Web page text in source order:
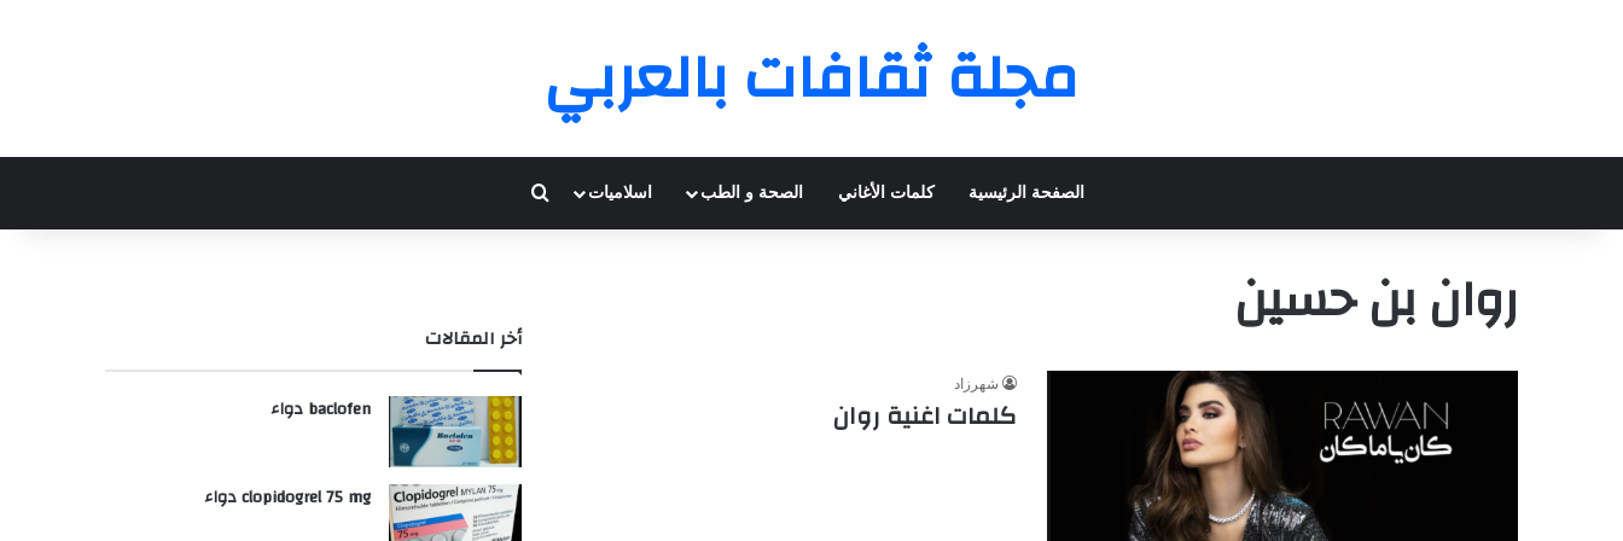
مجلة ثقافات بالعربي
الصفحة الرئيسية كلمات الأغاني الصحة و الطب اسلاميات
روان بن حسين
شهرزاد
كلمات اغنية روان
أخر المقالات
baclofen دواء
clopidogrel 75 mg دواء